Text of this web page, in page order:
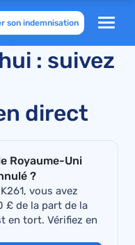
son indemnisation
Air
: suivez
direct
Royaume-Uni
?
vous avez
de la part de la
en tort. Vérifiez en